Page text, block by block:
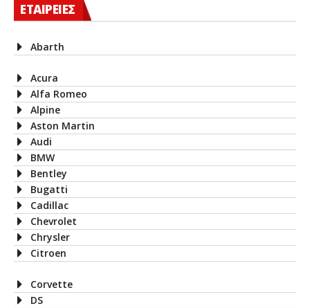
ΕΤΑΙΡΕΙΕΣ
Abarth
Acura
Alfa Romeo
Alpine
Aston Martin
Audi
BMW
Bentley
Bugatti
Cadillac
Chevrolet
Chrysler
Citroen
Corvette
DS